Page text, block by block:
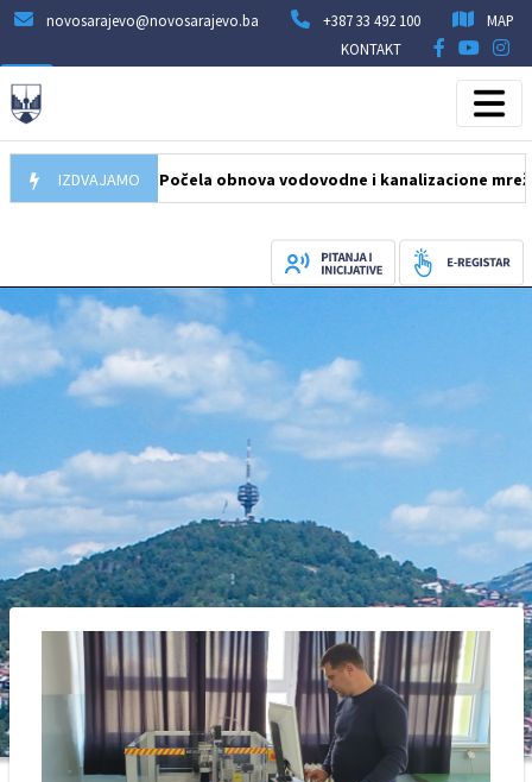
novosarajevo@novosarajevo.ba +387 33 492 100
MAP
KONTAKT
IZDVAJAMO
05.08.2026 Počela obnova vodovodne i kanalizacione mreže u